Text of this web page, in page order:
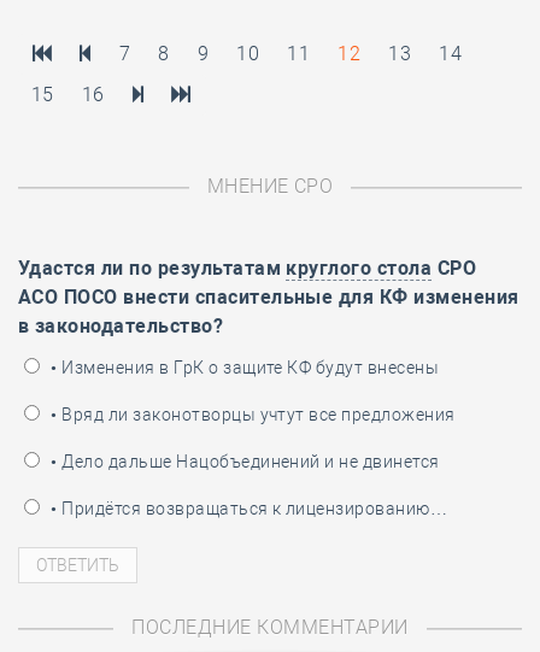
7 8 9 10 11 12 13
14
15
16
МНЕНИЕ СРО
Удастся ли по результатам круглого стола СРО
АСО ПОСО внести спасительные для КФ изменения
в законодательство?
• Изменения в ГрК о защите КФ будут внесены
• Вряд ли законотворцы учтут все предложения
• Дело дальше Нацобъединений и не двинется
• Придётся возвращаться к лицензированию…
ПОСЛЕДНИЕ КОММЕНТАРИИ